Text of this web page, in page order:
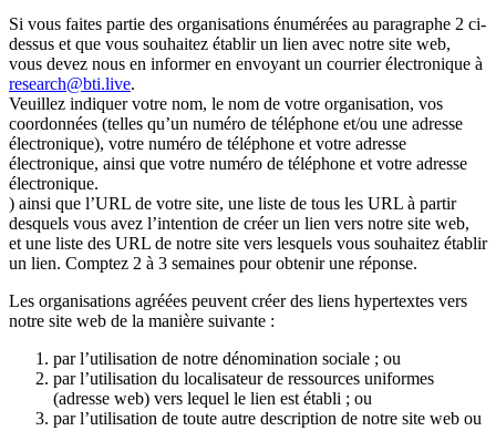
Si vous faites partie des organisations énumérées au paragraphe 2 ci-
dessus et que vous souhaitez établir un lien avec notre site web,
vous devez nous en informer en envoyant un courrier électronique à
research@bti.live.
Veuillez indiquer votre nom, le nom de votre organisation, vos
coordonnées (telles qu’un numéro de téléphone et/ou une adresse
électronique), votre numéro de téléphone et votre adresse
électronique, ainsi que votre numéro de téléphone et votre adresse
électronique.
) ainsi que l’URL de votre site, une liste de tous les URL à partir
desquels vous avez l’intention de créer un lien vers notre site web,
et une liste des URL de notre site vers lesquels vous souhaitez établir
un lien. Comptez 2 à 3 semaines pour obtenir une réponse.
Les organisations agréées peuvent créer des liens hypertextes vers
notre site web de la manière suivante :
par l’utilisation de notre dénomination sociale ; ou
par l’utilisation du localisateur de ressources uniformes
(adresse web) vers lequel le lien est établi ; ou
par l’utilisation de toute autre description de notre site web ou